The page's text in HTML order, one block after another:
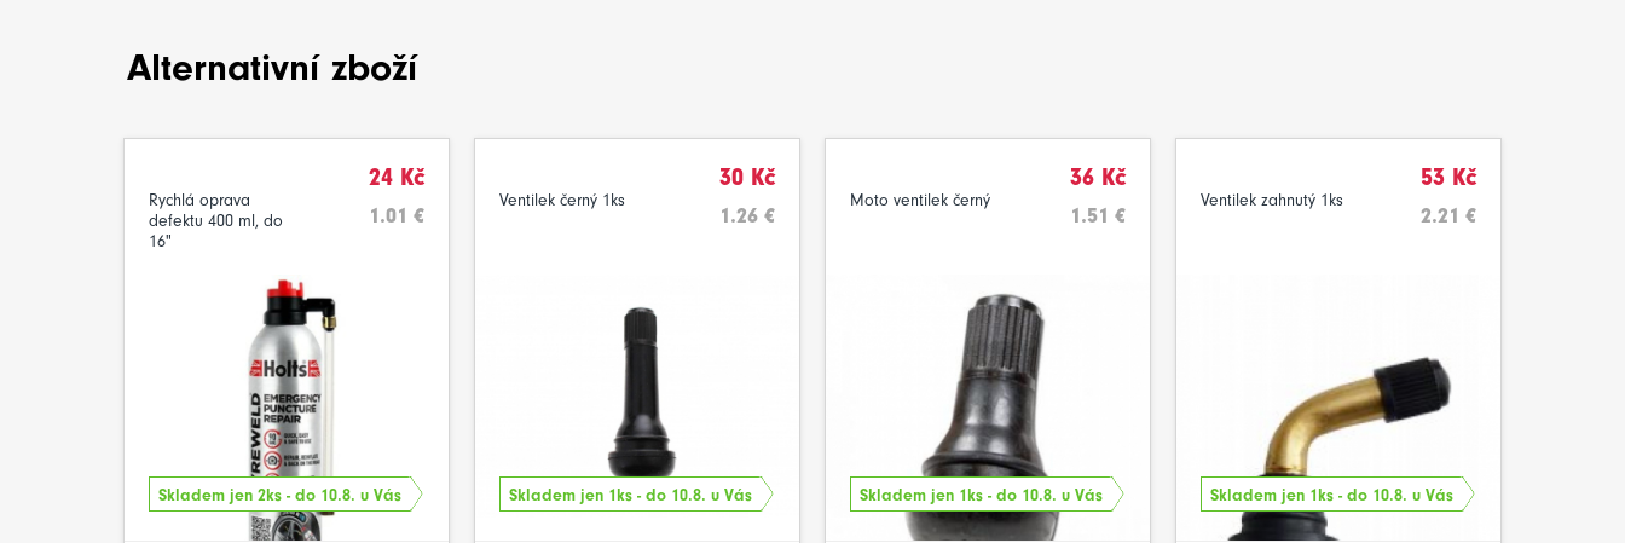
Alternativní zboží
Rychlá oprava
defektu 400 ml, do
16"
24 Kč
1.01 €
Skladem jen 2ks - do 10.8. u Vás
Ventilek černý 1ks
30 Kč
1.26 €
Skladem jen 1ks - do 10.8. u Vás
Moto ventilek černý
36 Kč
1.51 €
Skladem jen 1ks - do 10.8. u Vás
Ventilek zahnutý 1ks
53 Kč
2.21 €
Skladem jen 1ks - do 10.8. u Vás